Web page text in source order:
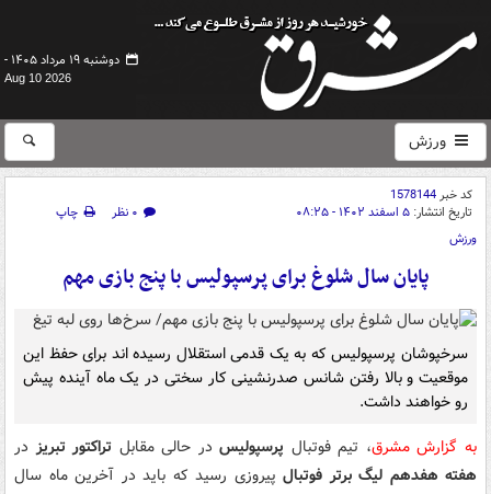
دوشنبه ۱۹ مرداد ۱۴۰۵ -
Aug 10 2026
ورزش
کد خبر1578144
تاریخ انتشار: ۵ اسفند ۱۴۰۲ - ۰۸:۲۵ ۰ نظر
چاپ
ورزش
پایان سال شلوغ برای پرسپولیس با پنج بازی مهم
سرخپوشان پرسپولیس که به یک قدمی استقلال رسیده اند برای حفظ این
موقعیت و بالا رفتن شانس صدرنشینی کار سختی در یک ماه آینده پیش
رو خواهند داشت.
به گزارش مشرق، تیم فوتبال پرسپولیسدر حالی مقابل تراکتور تبریزدر
هفته هفدهم لیگ برتر فوتبال پیروزی رسید که باید در آخرین ماه سال